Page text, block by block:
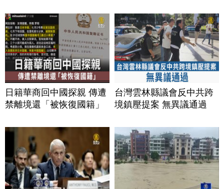
日籍華商回中國探親 傳遭
禁離境還「被恢復國籍」
台灣雲林縣議會反中共跨
境鎮壓提案 無異議通過